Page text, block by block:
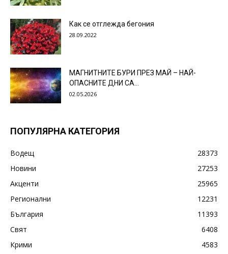
Как се отглежда бегония
28.09.2022
МАГНИТНИТЕ БУРИ ПРЕЗ МАЙ – НАЙ-
ОПАСНИТЕ ДНИ СА…
02.05.2026
ПОПУЛЯРНА КАТЕГОРИЯ
Водещ
28373
Новини
27253
Акценти
25965
Регионални
12231
България
11393
Свят
6408
Крими
4583